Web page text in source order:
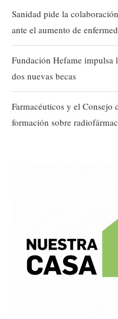
Sanidad pide la
ante el aumento de
Fundación Hefame impulsa
dos nuevas becas
Farmacéuticos y el Consejo
formación sobre